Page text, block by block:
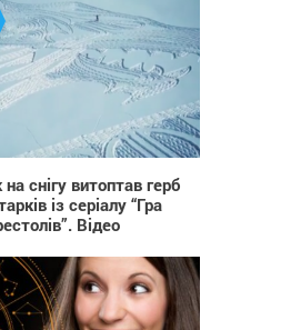
888
снігу витоптав герб
із серіалу “Гра
Відео